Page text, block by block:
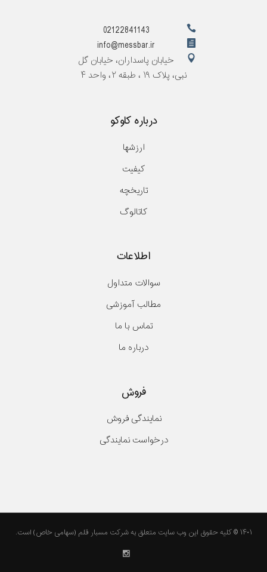
02122841143
info@messbar.ir
خیابان پاسداران، خیابان گل
نبی، پلاک ۱۹ ، طبقه ۲، واحد ۴
درباره کاوکو
ارزشها
کیفیت
تاریخچه
کاتالوگ
اطلاعات
سوالات متداول
مطالب آموزشی
تماس با ما
درباره ما
فروش
نمایندگی فروش
درخواست نمایندگی
۱۴۰۱ © کلیه حقوق این وب سایت متعلق به شرکت مسبار قلم (سهامی خاص) است.